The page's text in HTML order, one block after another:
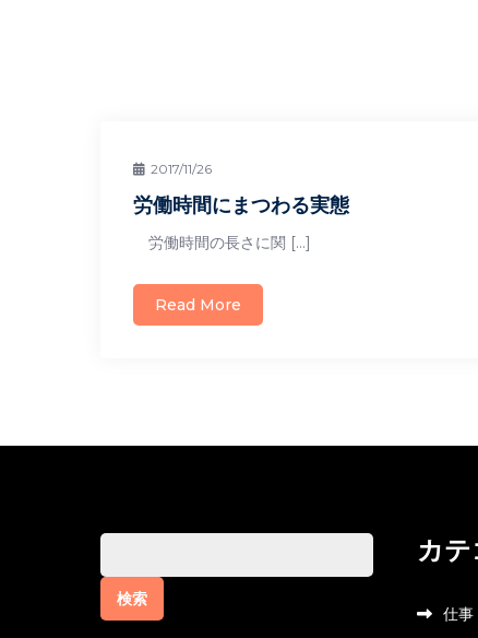
2017/11/26
労働時間にまつわる実態
労働時間の長さに関 […]
Read More
索:
カ
仕事